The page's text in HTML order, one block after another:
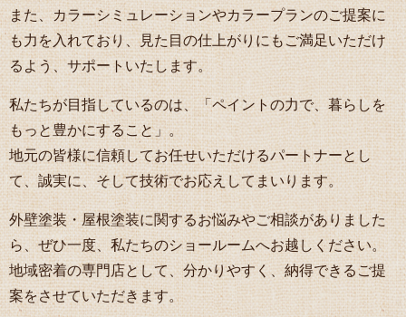
また、カラーシミュレーションやカラープランのご提案に
も力を入れており、見た目の仕上がりにもご満足いただけ
るよう、サポートいたします。
私たちが目指しているのは、「ペイントの力で、暮らしを
もっと豊かにすること」。
地元の皆様に信頼してお任せいただけるパートナーとし
て、誠実に、そして技術でお応えしてまいります。
外壁塗装・屋根塗装に関するお悩みやご相談がありました
ら、ぜひ一度、私たちのショールームへお越しください。
地域密着の専門店として、分かりやすく、納得できるご提
案をさせていただきます。